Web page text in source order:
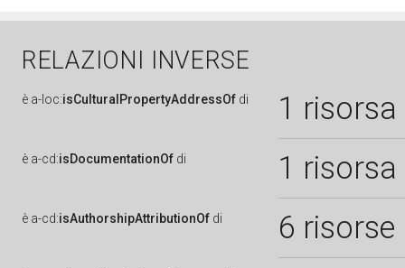
RELAZIONI INVERSE
è a-loc:isCulturalPropertyAddressOf di 1 risorsa
è a-cd:isDocumentationOf di 1 risorsa
è a-cd:isAuthorshipAttributionOf di 6 risorse